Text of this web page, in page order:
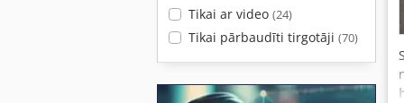
Tikai ar video (24)
Tikai pārbaudīti tirgotāji (70)